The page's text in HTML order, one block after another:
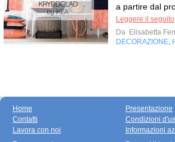
a partire dal
Leggere il seguito
Da Elisabetta
DECORAZIONE
Home
Contatti
Lavora con noi
Presentazione
Condizioni
Informazioni